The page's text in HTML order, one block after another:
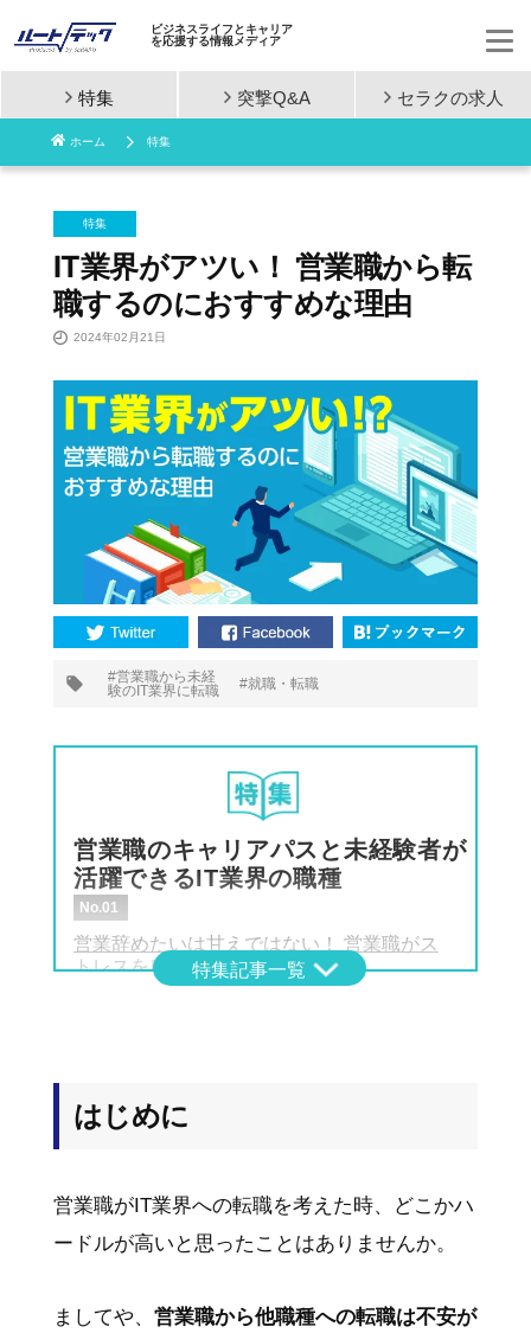
コ
ン
ビジネスライフとキャリア
を応援する情報メディア
特集 突撃Q&A セラクの求人
ホーム 特集
特集
IT業界がアツい！ 営業職から転
職するのにおすすめな理由
2024年02月21日
グ:
営業職から未経
験のIT業界に転職
就職・転職
営業職のキャリアパスと未経験者が
活躍できるIT業界の職種
No.01
営業辞めたいは甘えではない！ 営業職がス
トレスを感じる理由
No.03
おすすめな理由
No.04
特集記事一覧
はじめに
営業職がIT業界への転職を考えた時、どこかハ
ードルが高いと思ったことはありませんか。
ましてや、 営業職から他職種への転職は不安が